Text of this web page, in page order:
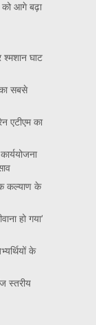
आगे बढ़ा
घाट
सबसे
एटीएम का
कल्याण के
हो गया’
के
स्तरीय